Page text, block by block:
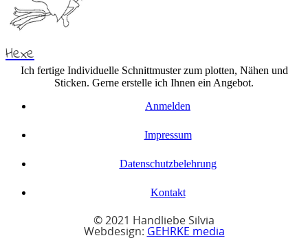
Hexe
Ich fertige Individuelle Schnittmuster zum plotten, Nähen und
Sticken. Gerne erstelle ich Ihnen ein Angebot.
Anmelden
Impressum
Datenschutzbelehrung
Kontakt
© 2021 Handliebe Silvia
Webdesign: GEHRKE media